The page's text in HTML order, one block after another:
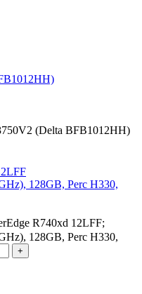
(Delta BFB1012HH)
128GB, Perc H330,
R740xd 12LFF;
128GB, Perc H330,
+